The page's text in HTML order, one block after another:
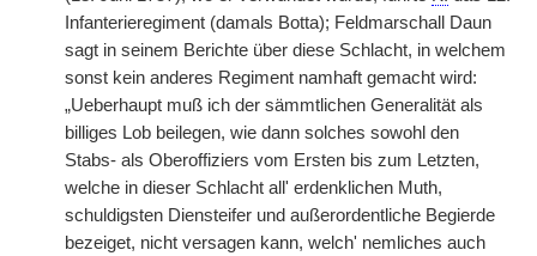
Infanterieregiment (damals Botta); Feldmarschall Daun
sagt in seinem Berichte über diese Schlacht, in welchem
sonst kein anderes Regiment namhaft gemacht wird:
„Ueberhaupt muß ich der sämmtlichen Generalität als
billiges Lob beilegen, wie dann solches sowohl den
Stabs- als Oberoffiziers vom Ersten bis zum Letzten,
welche in dieser Schlacht all' erdenklichen Muth,
schuldigsten Diensteifer und außerordentliche Begierde
bezeiget, nicht versagen kann, welch' nemliches auch